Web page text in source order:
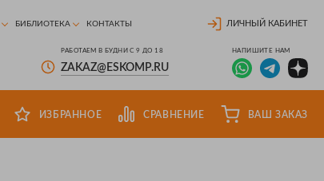
БИБЛИОТЕКА КОНТАКТЫ ЛИЧНЫЙ КАБИНЕТ
РАБОТАЕМ В БУДНИ С 9 ДО 18
ZAKAZ@ESKOMP.RU
НАПИШИТЕ НАМ
ИЗБРАННОЕ СРАВНЕНИЕ ВАШ ЗАКАЗ